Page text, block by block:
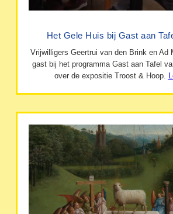
Het Gele Huis bij Gast aan
Vrijwilligers Geertrui van den Brink en Ad
gast bij het programma Gast aan Tafel
over de expositie Troost & Hoop.